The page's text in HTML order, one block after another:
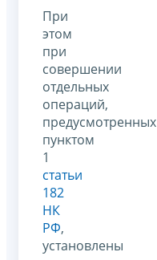
При
этом
при
совершении
отдельных
операций,
предусмотренных
пунктом
1
статьи
182
НК
РФ,
установлены